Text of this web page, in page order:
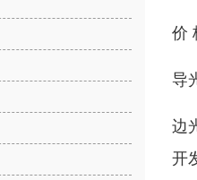
价
导
边
开